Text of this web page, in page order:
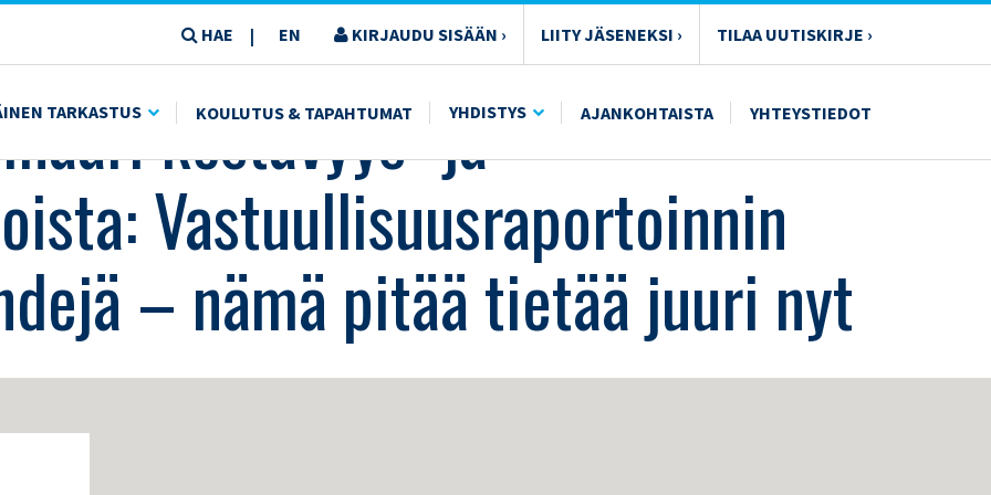
HAE | EN KIRJAUDU SISÄÄN › LIITY JÄSENEKSI › TILAA UUTISKIRJE ›
TARKASTUS KOULUTUS & TAPAHTUMAT YHDISTYS AJANKOHTAISTA YHTEYSTIEDOT
JA VASTUULLISUUSASIOISTA: VASTUULLISUUSRAPORTOINNIN TULIPALOJA JA TRENDEJÄ – NÄMÄ PITÄÄ TIETÄÄ JUURI NYT
kestävyys- ja
Vastuullisuusraportoinnin
– nämä pitää tietää juuri nyt